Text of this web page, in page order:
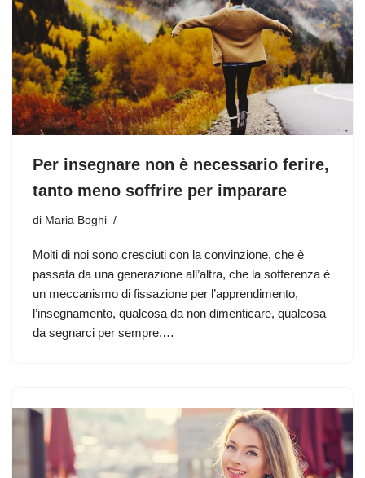
Per insegnare non è necessario ferire,
tanto meno soffrire per imparare
di Maria Boghi
Molti di noi sono cresciuti con la convinzione, che è
passata da una generazione all’altra, che la sofferenza è
un meccanismo di fissazione per l’apprendimento,
l’insegnamento, qualcosa da non dimenticare, qualcosa
da segnarci per sempre.…